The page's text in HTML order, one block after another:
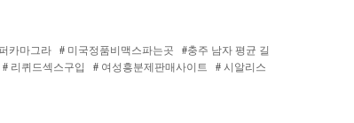
카마그라 # 미국정품비맥스파는곳 #충주 남자 평균 길
# 리퀴드섹스구입 # 여성흥분제판매사이트 # 시알리스